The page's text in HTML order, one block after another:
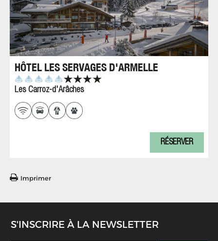
HÔTEL LES SERVAGES D'ARMELLE
Les Carroz-d'Arâches
RÉSERVER
Imprimer
S'INSCRIRE À LA NEWSLETTER